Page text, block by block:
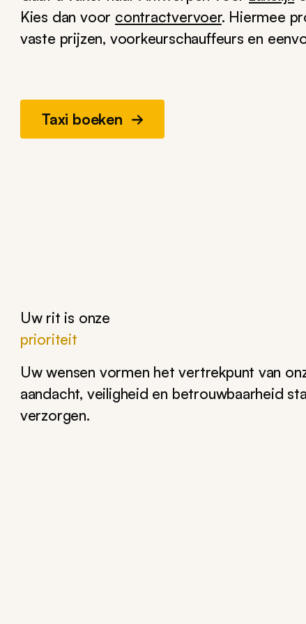
Kies dan voor contractvervoer. Hiermee
vaste prijzen, voorkeurschauffeurs en
Taxi boeken
Uw rit is onze
prioriteit
Uw wensen vormen het vertrekpunt van
aandacht, veiligheid en betrouwbaarheid
verzorgen.